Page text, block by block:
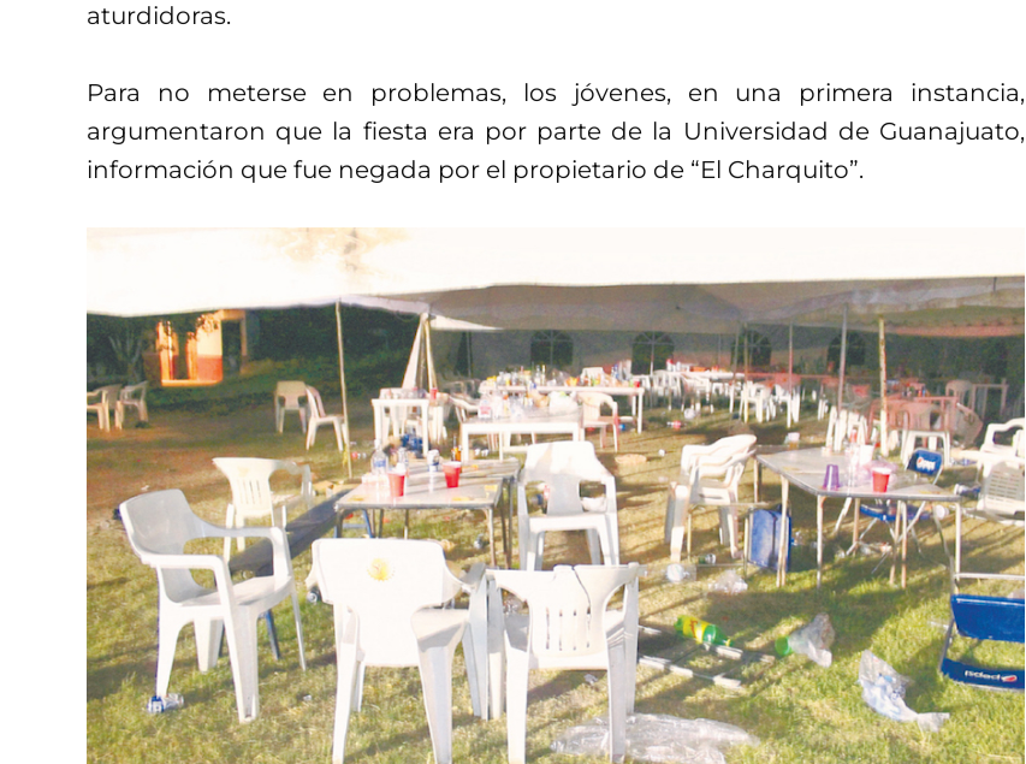
aturdidoras.
Para no meterse en problemas, los jóvenes, en una primera instancia,
argumentaron que la fiesta era por parte de la Universidad de Guanajuato,
información que fue negada por el propietario de “El Charquito”.